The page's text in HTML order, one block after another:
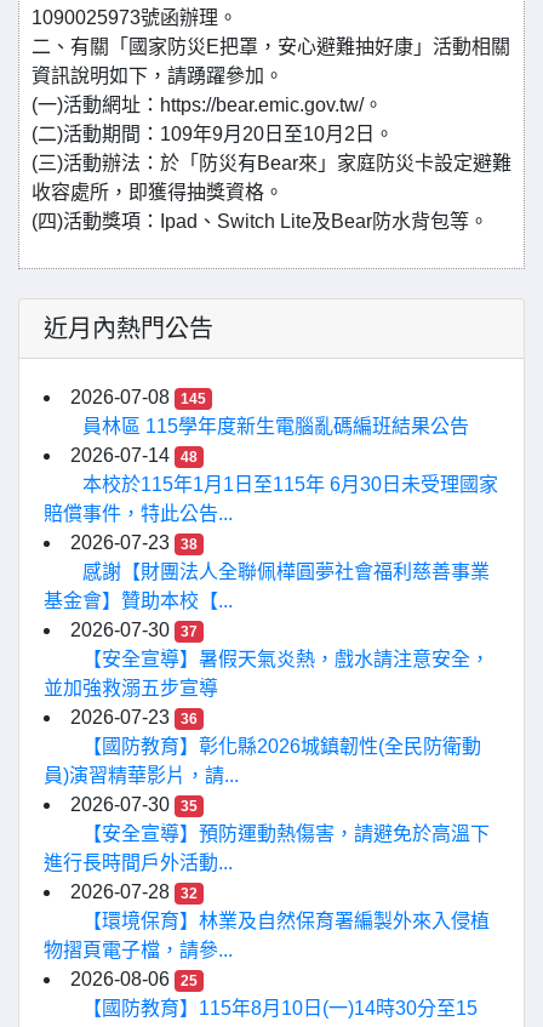
1090025973號函辦理。
二、有關「國家防災E把罩，安心避難抽好康」活動相關
資訊說明如下，請踴躍參加。
(一)活動網址：https://bear.emic.gov.tw/。
(二)活動期間：109年9月20日至10月2日。
(三)活動辦法：於「防災有Bear來」家庭防災卡設定避難
收容處所，即獲得抽獎資格。
(四)活動獎項：Ipad、Switch Lite及Bear防水背包等。
近月內熱門公告
2026-07-08 145
員林區 115學年度新生電腦亂碼編班結果公告
2026-07-14
48
本校於115年1月1日至115年 6月30日未受理國家
賠償事件，特此公告...
2026-07-23
38
感謝【財團法人全聯佩樺圓夢社會福利慈善事業
基金會】贊助本校【...
2026-07-30
37
【安全宣導】暑假天氣炎熱，戲水請注意安全，
並加強救溺五步宣導
2026-07-23
36
【國防教育】彰化縣2026城鎮韌性(全民防衛動
員)演習精華影片，請...
2026-07-30
35
【安全宣導】預防運動熱傷害，請避免於高溫下
進行長時間戶外活動...
2026-07-28
32
【環境保育】林業及自然保育署編製外來入侵植
物摺頁電子檔，請參...
2026-08-06
25
【國防教育】115年8月10日(一)14時30分至15